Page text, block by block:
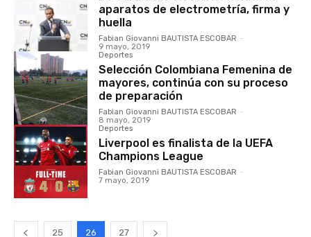
aparatos de electrometría, firma y
huella
Fabian Giovanni BAUTISTA ESCOBAR -
9 mayo, 2019
Deportes
Selección Colombiana Femenina de
mayores, continúa con su proceso
de preparación
Fabian Giovanni BAUTISTA ESCOBAR -
8 mayo, 2019
Deportes
Liverpool es finalista de la UEFA
Champions League
Fabian Giovanni BAUTISTA ESCOBAR -
7 mayo, 2019
25 26 27